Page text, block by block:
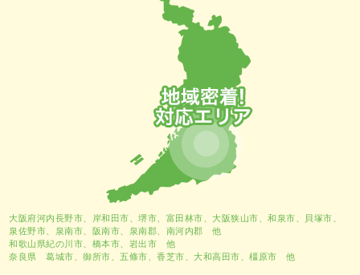
大阪府河内長野市、 岸和田市 、堺市 、富田林市、大阪狭山市、和泉市、貝塚市、
泉佐野市、泉南市、阪南市、泉南郡、南河内郡 他
和歌山県紀の川市、橋本市、岩出市 他
奈良県 葛城市、御所市、五條市、香芝市、大和高田市、橿原市 他